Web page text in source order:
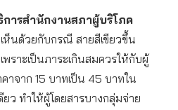
การสำนักงานสภาผู้บริโภค
ห็นด้วยกับกรณี สายสีเขียวขึ้น
พราะเป็นภาระเกินสมควรให้กับผู้
าจาก 15 บาทเป็น 45 บาทใน
ยว ทำให้ผู้โดยสารบางกลุ่มจ่าย